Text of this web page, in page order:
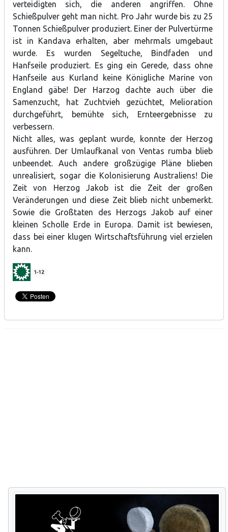
verteidigten sich, die anderen angriffen. Ohne
Schießpulver geht man nicht. Pro Jahr wurde bis zu 25
Tonnen Schießpulver produziert. Einer der Pulvertürme
ist in Kandava erhalten, aber mehrmals umgebaut
wurde. Es wurden Segeltuche, Bindfaden und
Hanfseile produziert. Es ging ein Gerede, dass ohne
Hanfseile aus Kurland keine Königliche Marine von
England gäbe! Der Harzog dachte auch über die
Samenzucht, hat Zuchtvieh gezüchtet, Melioration
durchgeführt, bemühte sich, Ernteergebnisse zu
verbessern.
Nicht alles, was geplant wurde, konnte der Herzog
ausführen. Der Umlaufkanal von Ventas rumba blieb
unbeendet. Auch andere großzügige Pläne blieben
unrealisiert, sogar die Kolonisierung Australiens! Die
Zeit von Herzog Jakob ist die Zeit der großen
Veränderungen und diese Zeit blieb nicht unbemerkt.
Sowie die Großtaten des Herzogs Jakob auf einer
kleinen Scholle Erde in Europa. Damit ist bewiesen,
dass bei einer klugen Wirtschaftsführung viel erzielen
kann.
1-12